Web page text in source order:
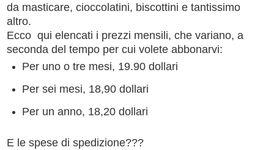
da masticare, cioccolatini, biscottini e tantissimo
altro.
Ecco qui elencati i prezzi mensili, che variano, a
seconda del tempo per cui volete abbonarvi:
Per uno o tre mesi, 19.90 dollari
Per sei mesi, 18,90 dollari
Per un anno, 18,20 dollari
E le spese di spedizione???